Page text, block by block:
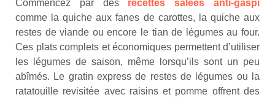
Commencez par des recettes salées anti-gaspi
comme la quiche aux fanes de carottes, la quiche aux
restes de viande ou encore le tian de légumes au four.
Ces plats complets et économiques permettent d’utiliser
les légumes de saison, même lorsqu’ils sont un peu
abîmés. Le gratin express de restes de légumes ou la
ratatouille revisitée avec raisins et pomme offrent des